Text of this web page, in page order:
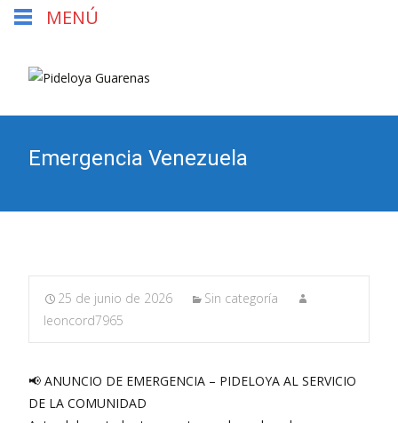
Emergencia Venezuela
25 de junio de 2026
Sin categoría
leoncord7965
📢 ANUNCIO DE EMERGENCIA – PIDELOYA AL SERVICIO
DE LA COMUNIDAD
MENÚ